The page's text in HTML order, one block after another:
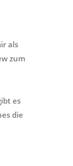
als
zum
es
die